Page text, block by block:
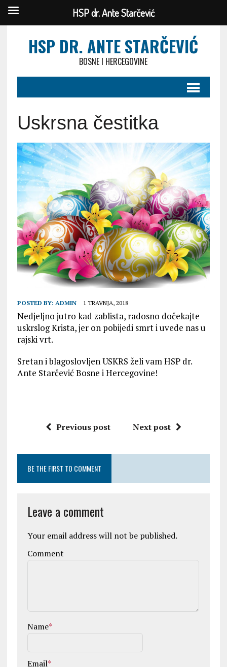
HSP DR. ANTE STARČEVIĆ
BOSNE I HERCEGOVINE
Uskrsna čestitka
POSTED BY: ADMIN 1 TRAVNJA, 2018
Nedjeljno jutro kad zablista, radosno dočekajte
uskrslog Krista, jer on pobijedi smrt i uvede nas u
rajski vrt.
Sretan i blagoslovljen USKRS želi vam HSP dr.
Ante Starčević Bosne i Hercegovine!
Previous post Next post
BE THE FIRST TO COMMENT
Leave a comment
Your email address will not be published.
Comment
Name*
Email*
HSP dr. Ante Starčević